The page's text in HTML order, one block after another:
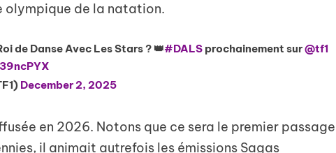
olympique de la natation.
de Danse Avec Les Stars ? 👑#DALS prochainement sur@tf1
December 2, 2025
en 2026. Notons que ce sera le premier passage
il animait autrefois les émissions Sagas